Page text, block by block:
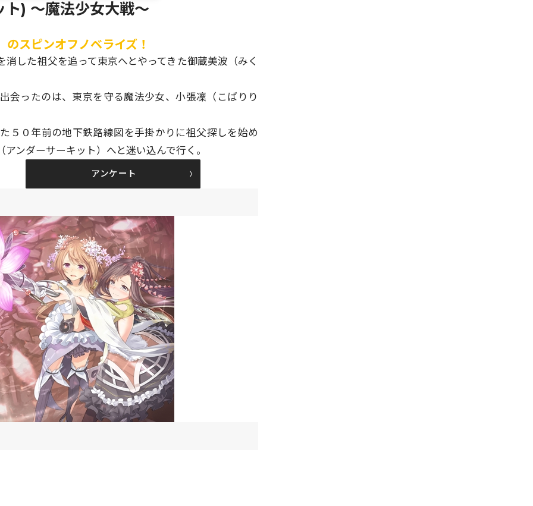
) ～魔法少女大戦～
スピンオフノベライズ！
した祖父を追って東京へとやってきた御蔵美波（みく
会ったのは、東京を守る魔法少女、小張凜（こばりり
５０年前の地下鉄路線図を手掛かりに祖父探しを始め
ンダーサーキット）へと迷い込んで行く。
アンケート